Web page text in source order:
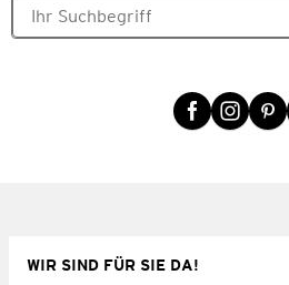
WIR SIND FÜR SIE DA!